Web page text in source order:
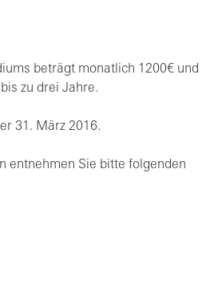
beträgt monatlich 1200€ und
zu drei Jahre.
31. März 2016.
entnehmen Sie bitte folgenden